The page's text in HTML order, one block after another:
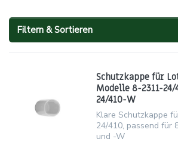
Filtern & Sortieren
Schutzkappe für
Modelle 8-2311-24/
24/410-W
Klare Schutzkappe
24/410, passend für
und -W